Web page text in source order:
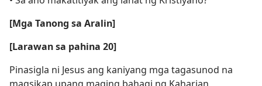
[Mga Tanong sa Aralin]
[Larawan sa pahina 20]
Pinasigla ni Jesus ang kaniyang mga tagasunod na